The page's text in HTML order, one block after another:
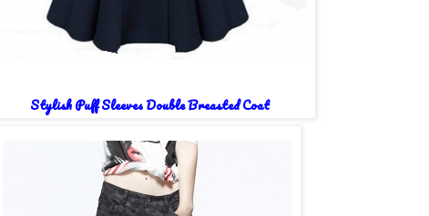
Stylish Puff Sleeves Double Breasted Coat